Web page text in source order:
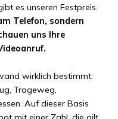
es unseren Festpreis.
Telefon, sondern
uns Ihre
wirklich bestimmt:
Trageweg,
Auf dieser Basis